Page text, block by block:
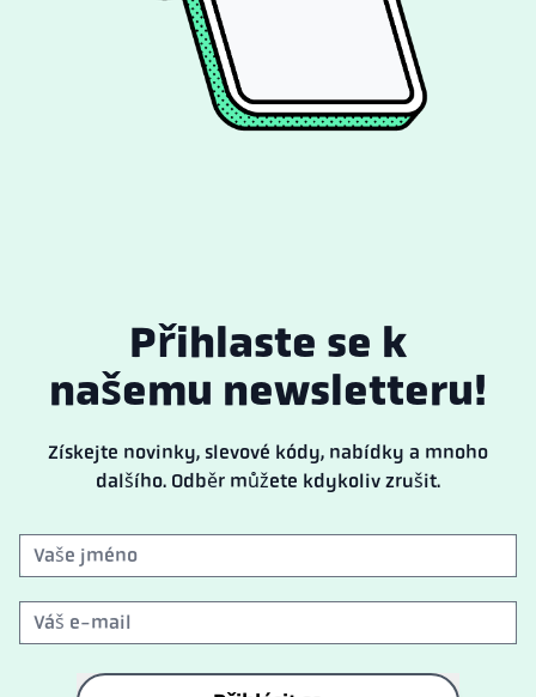
Přihlaste se k
našemu newsletteru!
Získejte novinky, slevové kódy, nabídky a mnoho
dalšího. Odběr můžete kdykoliv zrušit.